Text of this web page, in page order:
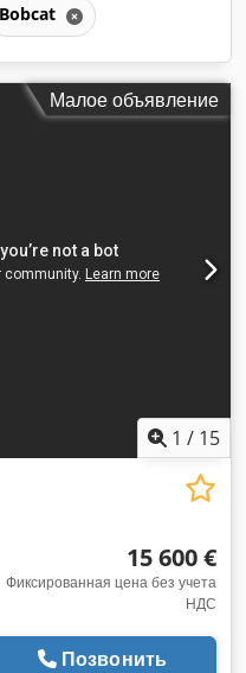
Bobcat
Малое объявление
1 / 15
15 600 €
Фиксированная цена без учета
НДС
Позвонить